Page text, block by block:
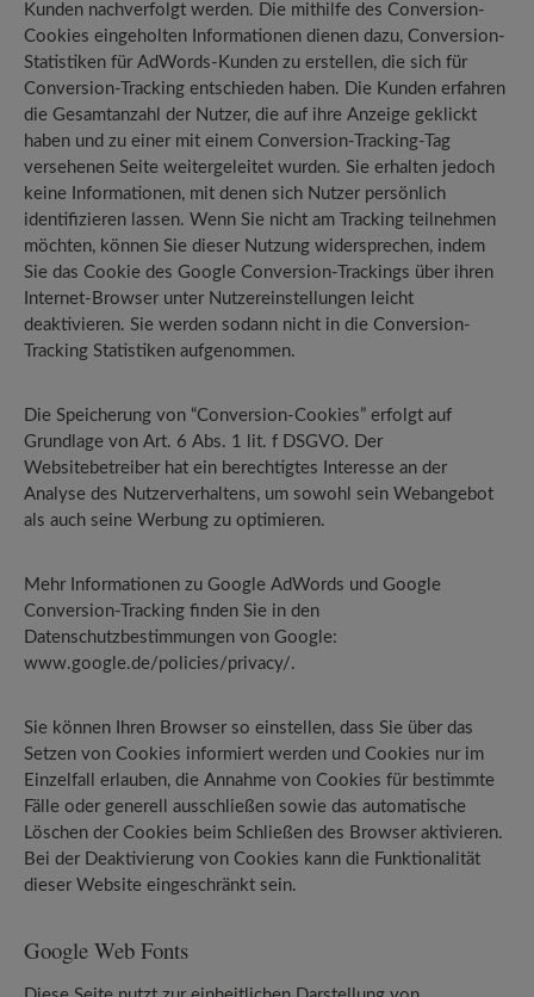
Kunden nachverfolgt werden. Die mithilfe des Conversion-
Cookies eingeholten Informationen dienen dazu, Conversion-
Statistiken für AdWords-Kunden zu erstellen, die sich für
Conversion-Tracking entschieden haben. Die Kunden erfahren
die Gesamtanzahl der Nutzer, die auf ihre Anzeige geklickt
haben und zu einer mit einem Conversion-Tracking-Tag
versehenen Seite weitergeleitet wurden. Sie erhalten jedoch
keine Informationen, mit denen sich Nutzer persönlich
identifizieren lassen. Wenn Sie nicht am Tracking teilnehmen
möchten, können Sie dieser Nutzung widersprechen, indem
Sie das Cookie des Google Conversion-Trackings über ihren
Internet-Browser unter Nutzereinstellungen leicht
deaktivieren. Sie werden sodann nicht in die Conversion-
Tracking Statistiken aufgenommen.
Die Speicherung von “Conversion-Cookies” erfolgt auf
Grundlage von Art. 6 Abs. 1 lit. f DSGVO. Der
Websitebetreiber hat ein berechtigtes Interesse an der
Analyse des Nutzerverhaltens, um sowohl sein Webangebot
als auch seine Werbung zu optimieren.
Mehr Informationen zu Google AdWords und Google
Conversion-Tracking finden Sie in den
Datenschutzbestimmungen von Google:
www.google.de/policies/privacy/.
Sie können Ihren Browser so einstellen, dass Sie über das
Setzen von Cookies informiert werden und Cookies nur im
Einzelfall erlauben, die Annahme von Cookies für bestimmte
Fälle oder generell ausschließen sowie das automatische
Löschen der Cookies beim Schließen des Browser aktivieren.
Bei der Deaktivierung von Cookies kann die Funktionalität
dieser Website eingeschränkt sein.
Google Web Fonts